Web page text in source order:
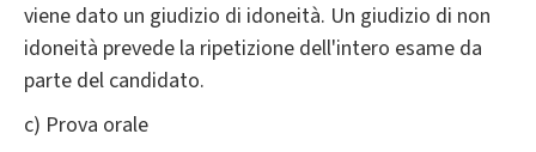
viene dato un giudizio di idoneità. Un giudizio di non
idoneità prevede la ripetizione dell'intero esame da
parte del candidato.
c) Prova orale